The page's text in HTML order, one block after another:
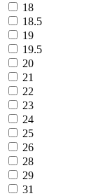
18
18.5
19
19.5
20
21
22
23
24
25
26
28
29
31